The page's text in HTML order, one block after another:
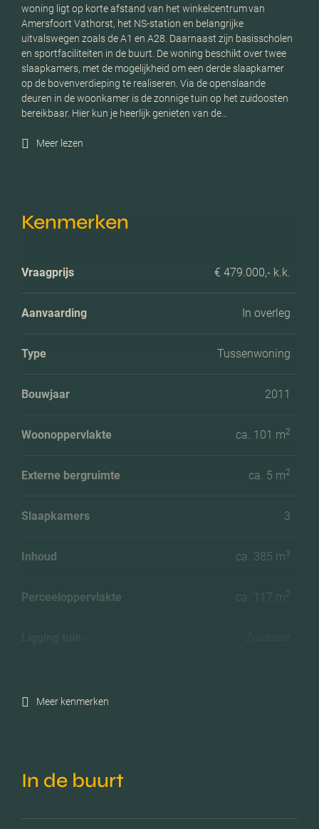
woning ligt op korte afstand van het winkelcentrum van
Amersfoort Vathorst, het NS-station en belangrijke
uitvalswegen zoals de A1 en A28. Daarnaast zijn basisscholen
en sportfaciliteiten in de buurt. De woning beschikt over twee
slaapkamers, met de mogelijkheid om een derde slaapkamer
op de bovenverdieping te realiseren. Via de openslaande
deuren in de woonkamer is de zonnige tuin op het zuidoosten
bereikbaar. Hier kun je heerlijk genieten van de…
Meer lezen
Kenmerken
Vraagprijs € 479.000,- k.k.
Aanvaarding In overleg
Type Tussenwoning
Bouwjaar 2011
Woonoppervlakte ca. 101 m2
Externe bergruimte ca. 5 m2
Slaapkamers 3
Inhoud ca. 385 m3
Perceeloppervlakte ca. 117 m2
Meer kenmerken
In de buurt